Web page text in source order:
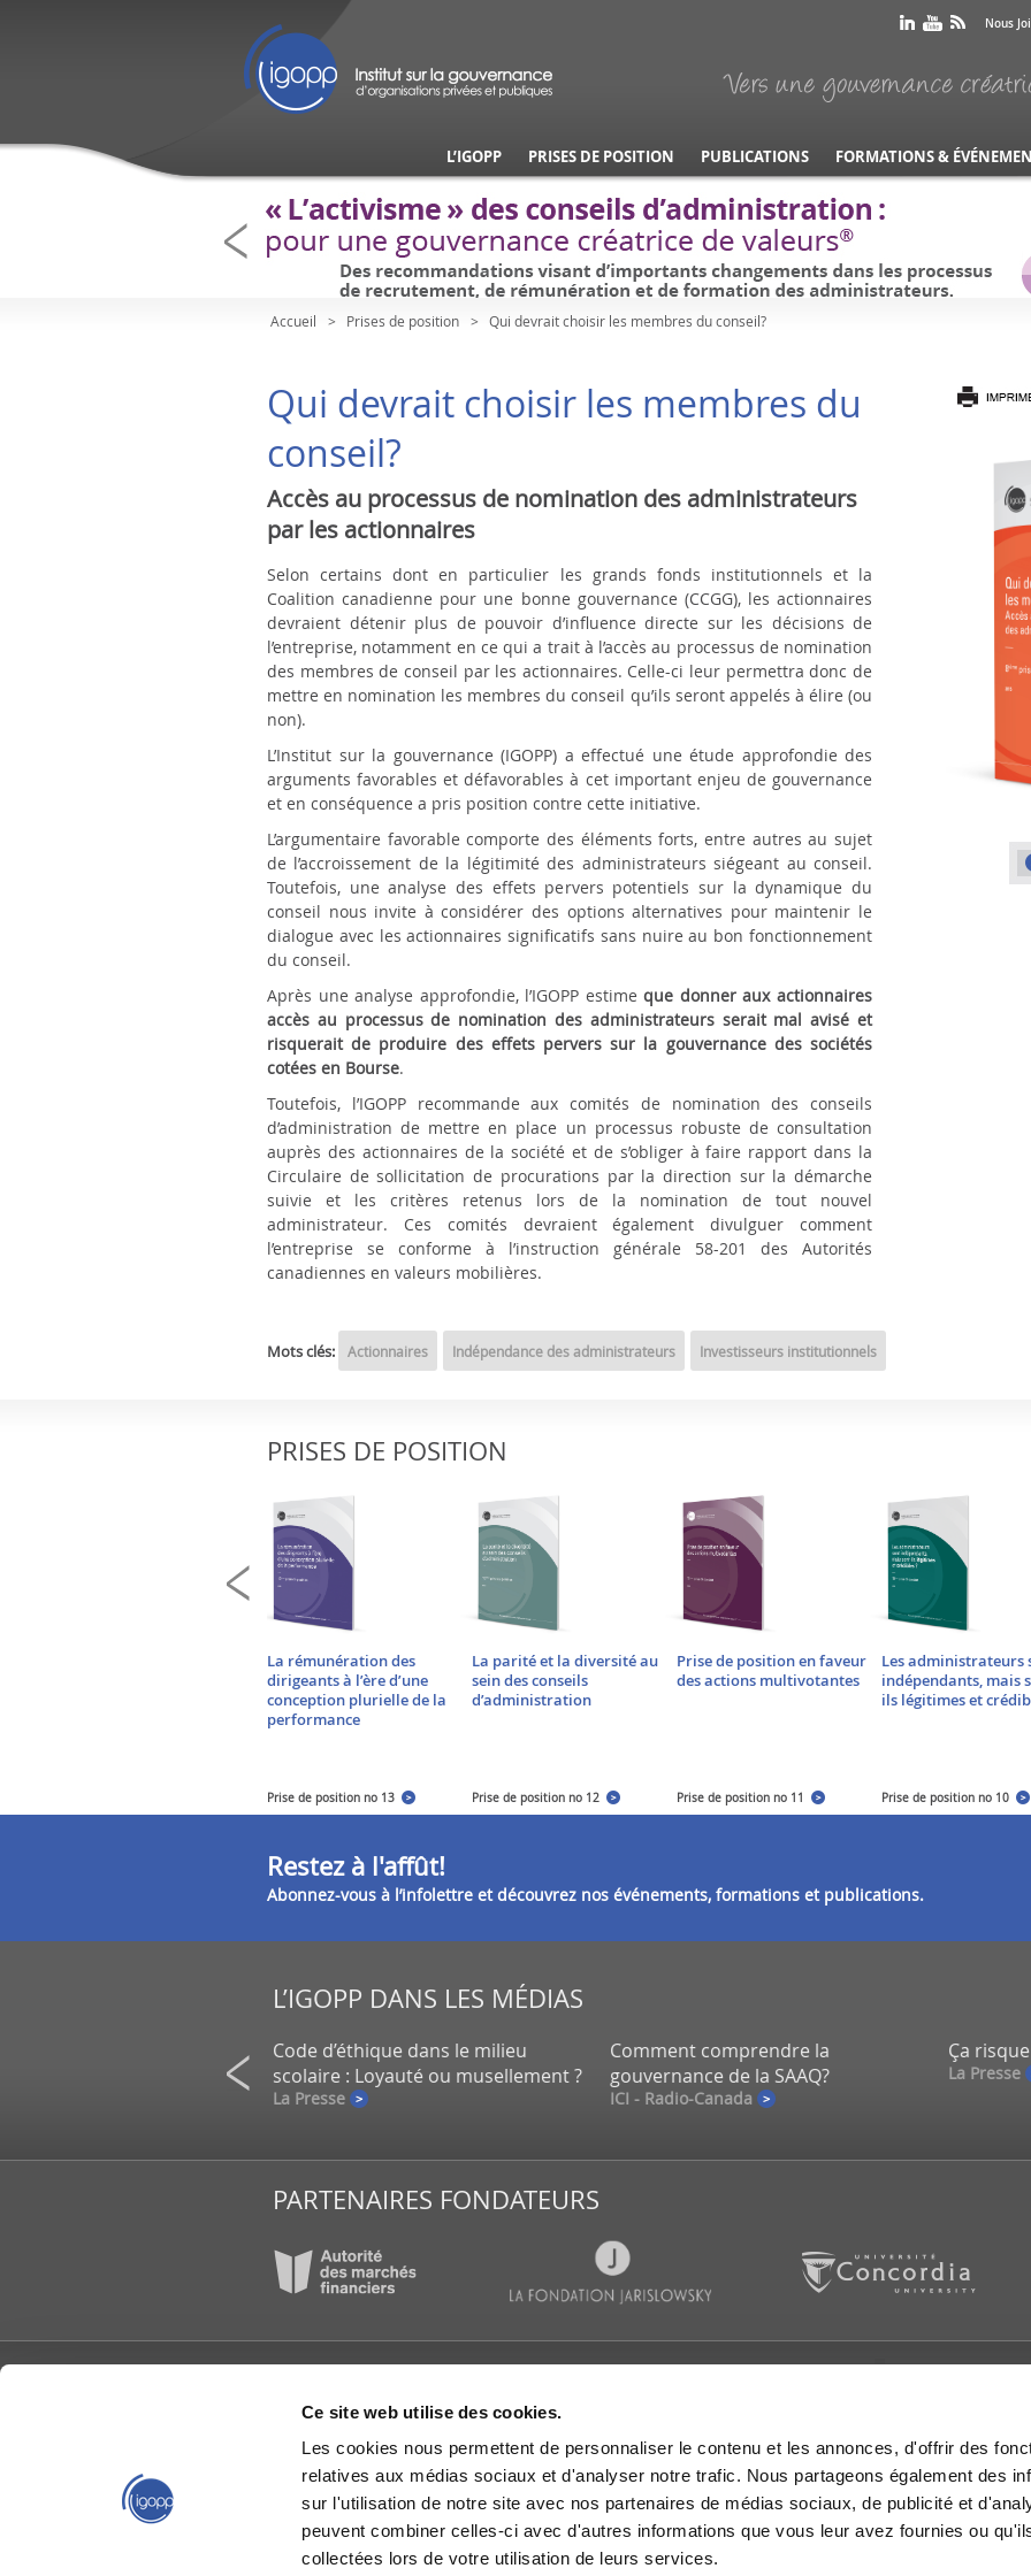
Ce site web utilise des cookies.
Les cookies nous permettent de personnaliser le contenu et les annonces, d'offrir des
relatives aux médias sociaux et d'analyser notre trafic. Nous partageons également des
sur l'utilisation de notre site avec nos partenaires de médias sociaux, de publicité et
peuvent combiner celles-ci avec d'autres informations que vous leur avez fournies ou
collectées lors de votre utilisation de leurs services.
Nous
L’IGOPP PRISES DE POSITION PUBLICATIONS FORMATIONS &
Accueil Prises de position Qui devrait choisir les membres du conseil?
Qui devrait choisir les membres du
conseil?
Accès au processus de nomination des administrateurs
par les actionnaires
Selon certains dont en particulier les grands fonds institutionnels et la
Coalition canadienne pour une bonne gouvernance (CCGG), les actionnaires
devraient détenir plus de pouvoir d’influence directe sur les décisions de
l’entreprise, notamment en ce qui a trait à l’accès au processus de nomination
des membres de conseil par les actionnaires. Celle-ci leur permettra donc de
mettre en nomination les membres du conseil qu’ils seront appelés à élire (ou
non).
L’Institut sur la gouvernance (IGOPP) a effectué une étude approfondie des
arguments favorables et défavorables à cet important enjeu de gouvernance
et en conséquence a pris position contre cette initiative.
L’argumentaire favorable comporte des éléments forts, entre autres au sujet
de l’accroissement de la légitimité des administrateurs siégeant au conseil.
Toutefois, une analyse des effets pervers potentiels sur la dynamique du
conseil nous invite à considérer des options alternatives pour maintenir le
dialogue avec les actionnaires significatifs sans nuire au bon fonctionnement
du conseil.
Après une analyse approfondie, l’IGOPP estimeque donner aux actionnaires
accès au processus de nomination des administrateurs serait mal avisé et
risquerait de produire des effets pervers sur la gouvernance des sociétés
cotées en Bourse.
Toutefois, l’IGOPP recommande aux comités de nomination des conseils
d’administration de mettre en place un processus robuste de consultation
auprès des actionnaires de la société et de s’obliger à faire rapport dans la
Circulaire de sollicitation de procurations par la direction sur la démarche
suivie et les critères retenus lors de la nomination de tout nouvel
administrateur. Ces comités devraient également divulguer comment
l’entreprise se conforme à l’instruction générale 58-201 des Autorités
canadiennes en valeurs mobilières.
Mots clés: Actionnaires Indépendance des administrateurs Investisseurs institutionnels
PRISES DE POSITION
La rémunération des
dirigeants à l’ère d’une
conception plurielle de la
performance
Prise de position no 13
La parité et la diversité au
sein des conseils
d’administration
Prise de position no 12
Prise de position en faveur
des actions multivotantes
Prise de position no 11
Les administrateurs
indépendants, mais
ils légitimes et
Prise de position no 10
Restez à l'affût!
Abonnez-vous à l’infolettre et découvrez nos événements, formations et publications.
L’IGOPP DANS LES MÉDIAS
gros placement de la CDPQ
Code d’éthique dans le milieu
scolaire : Loyauté ou musellement ?
La Presse
Comment comprendre la
gouvernance de la SAAQ?
ICI - Radio-Canada
Ça
La Presse
PARTENAIRES FONDATEURS
Conseil d’administration
Équipe de l'IGOPP
Gouvernance créatrice
Groupes de travail
La gouvernance en bref
Études et rapports de
recherche
Groupes de travail
IGOPP dans les médias
Livres
Mémoires et avis
IGOPP dans les médias
Mémoires et avis